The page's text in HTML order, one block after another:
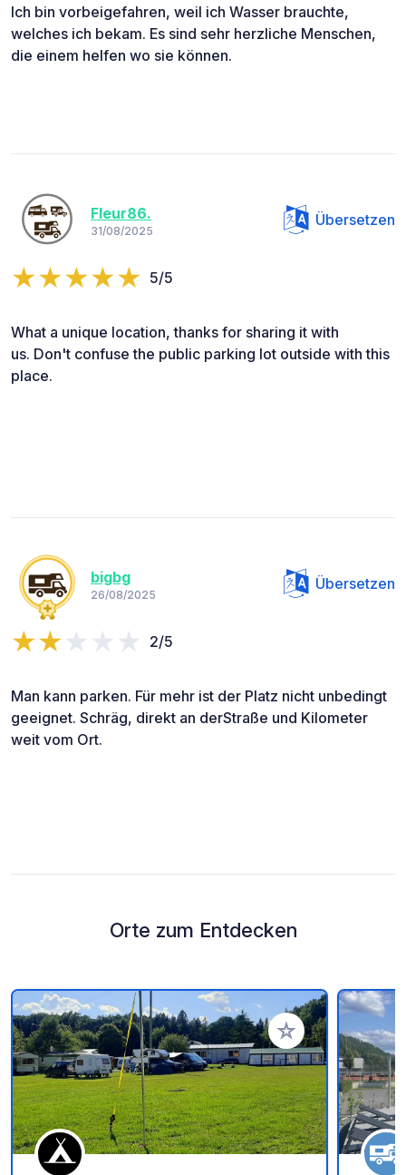
Ich bin vorbeigefahren, weil ich Wasser brauchte,
welches ich bekam. Es sind sehr herzliche Menschen,
die einem helfen wo sie können.
Fleur86.
31/08/2025
Übersetzen
5/5
What a unique location, thanks for sharing it with
us. Don't confuse the public parking lot outside with this
place.
bigbg
26/08/2025
Übersetzen
2/5
Man kann parken. Für mehr ist der Platz nicht unbedingt
geeignet. Schräg, direkt an derStraße und Kilometer
weit vom Ort.
Orte zum Entdecken
Zu Ihren Favoriten